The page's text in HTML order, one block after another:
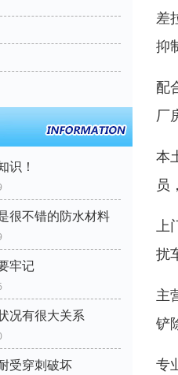
识！
很不错的防水材料
牢记
况有很大关系
受穿刺破坏
差
抑
配
厂
本
员
上
扰
主
铲
专